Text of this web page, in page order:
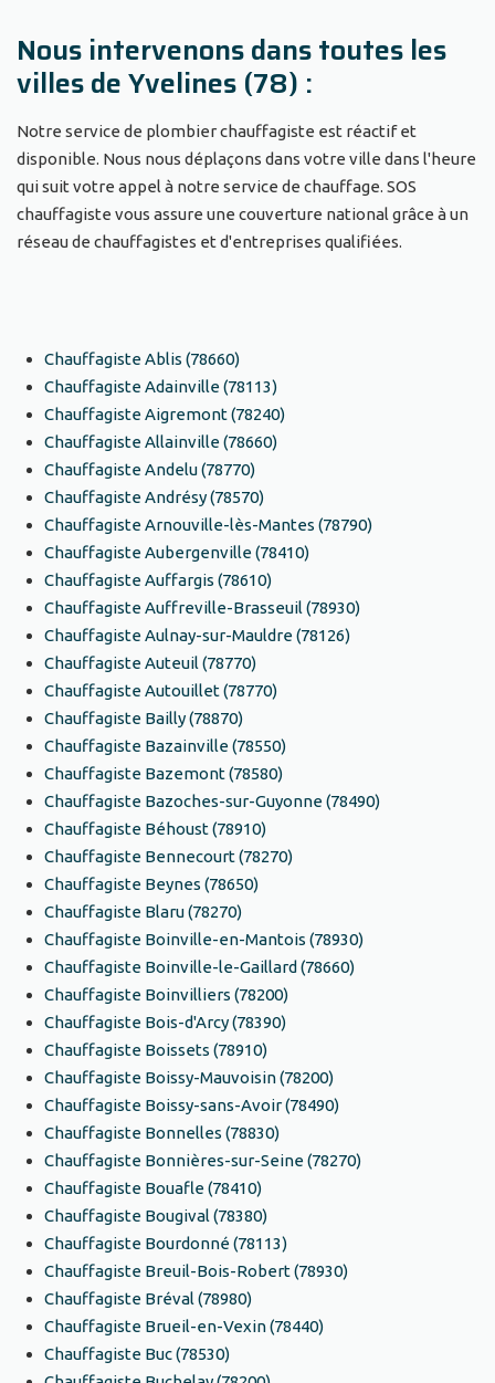
Nous intervenons dans toutes les
villes de Yvelines (78) :
Notre service de plombier chauffagiste est réactif et
disponible. Nous nous déplaçons dans votre ville dans l'heure
qui suit votre appel à notre service de chauffage. SOS
chauffagiste vous assure une couverture national grâce à un
réseau de chauffagistes et d'entreprises qualifiées.
Chauffagiste Ablis (78660)
Chauffagiste Adainville (78113)
Chauffagiste Aigremont (78240)
Chauffagiste Allainville (78660)
Chauffagiste Andelu (78770)
Chauffagiste Andrésy (78570)
Chauffagiste Arnouville-lès-Mantes (78790)
Chauffagiste Aubergenville (78410)
Chauffagiste Auffargis (78610)
Chauffagiste Auffreville-Brasseuil (78930)
Chauffagiste Aulnay-sur-Mauldre (78126)
Chauffagiste Auteuil (78770)
Chauffagiste Autouillet (78770)
Chauffagiste Bailly (78870)
Chauffagiste Bazainville (78550)
Chauffagiste Bazemont (78580)
Chauffagiste Bazoches-sur-Guyonne (78490)
Chauffagiste Béhoust (78910)
Chauffagiste Bennecourt (78270)
Chauffagiste Beynes (78650)
Chauffagiste Blaru (78270)
Chauffagiste Boinville-en-Mantois (78930)
Chauffagiste Boinville-le-Gaillard (78660)
Chauffagiste Boinvilliers (78200)
Chauffagiste Bois-d'Arcy (78390)
Chauffagiste Boissets (78910)
Chauffagiste Boissy-Mauvoisin (78200)
Chauffagiste Boissy-sans-Avoir (78490)
Chauffagiste Bonnelles (78830)
Chauffagiste Bonnières-sur-Seine (78270)
Chauffagiste Bouafle (78410)
Chauffagiste Bougival (78380)
Chauffagiste Bourdonné (78113)
Chauffagiste Breuil-Bois-Robert (78930)
Chauffagiste Bréval (78980)
Chauffagiste Brueil-en-Vexin (78440)
Chauffagiste Buc (78530)